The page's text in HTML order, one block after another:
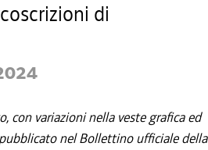
di
con variazioni nella veste grafica ed
nel Bollettino ufficiale della